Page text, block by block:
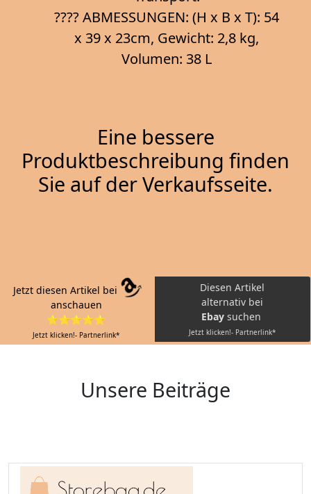
???? ABMESSUNGEN: (H x B x T): 54
x 39 x 23cm, Gewicht: 2,8 kg,
Volumen: 38 L
Eine bessere
Produktbeschreibung finden
Sie auf der Verkaufsseite.
Jetzt diesen Artikel bei
anschauen
⭐⭐⭐⭐⭐
Jetzt klicken!- Partnerlink*
Diesen Artikel
alternativ bei
Ebay suchen
Jetzt klicken!- Partnerlink*
Unsere Beiträge